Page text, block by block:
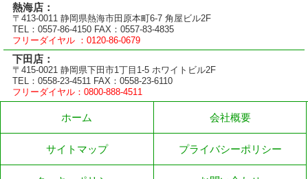
熱海店：
〒413-0011 静岡県熱海市田原本町6-7 角屋ビル2F
TEL：0557-86-4150 FAX：0557-83-4835
フリーダイヤル ：0120-86-0679
下田店：
〒415-0021 静岡県下田市1丁目1-5 ホワイトビル2F
TEL：0558-23-4511 FAX：0558-23-6110
フリーダイヤル：0800-888-4511
ホーム 会社概要
サイトマップ プライバシーポリシー